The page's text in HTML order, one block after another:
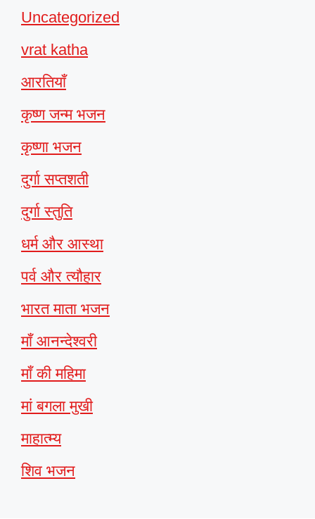
Uncategorized
vrat katha
आरतियाँ
कृष्ण जन्म भजन
कृष्णा भजन
दुर्गा सप्तशती
दुर्गा स्तुति
धर्म और आस्था
पर्व और त्यौहार
भारत माता भजन
माँ आनन्देश्वरी
माँ की महिमा
मां बगला मुखी
माहात्म्य
शिव भजन